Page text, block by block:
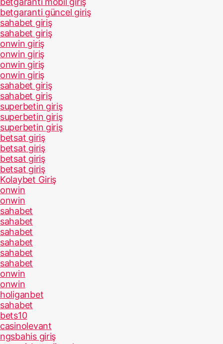
betgaranti güncel giriş
sahabet giriş
sahabet giriş
onwin giriş
onwin giriş
onwin giriş
onwin giriş
sahabet giriş
sahabet giriş
superbetin giriş
superbetin giriş
superbetin giriş
betsat giriş
betsat giriş
betsat giriş
betsat giriş
Kolaybet Giriş
onwin
onwin
sahabet
sahabet
sahabet
sahabet
sahabet
sahabet
onwin
onwin
holiganbet
sahabet
bets10
casinolevant
ngsbahis giriş